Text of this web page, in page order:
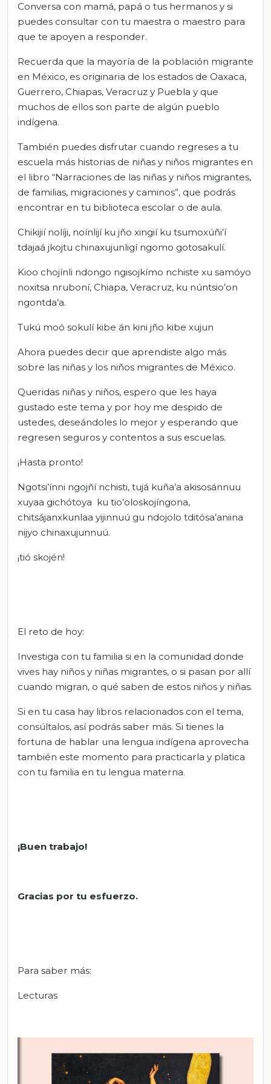
Conversa con mamá, papá o tus hermanos y si
puedes consultar con tu maestra o maestro para
que te apoyen a responder.
Recuerda que la mayoría de la población migrante
en México, es originaria de los estados de Oaxaca,
Guerrero, Chiapas, Veracruz y Puebla y que
muchos de ellos son parte de algún pueblo
indígena.
También puedes disfrutar cuando regreses a tu
escuela más historias de niñas y niños migrantes en
el libro “Narraciones de las niñas y niños migrantes,
de familias, migraciones y caminos”, que podrás
encontrar en tu biblioteca escolar o de aula.
Chikijií nolíji, noínlijí ku jño xingií ku tsumoxúñi’í
tdajaá jkojtu chinaxujunligí ngomo gotosakulí.
Kioo chojínli ndongo ngisojkímo nchiste xu samóyo
noxitsa nruboní, Chiapa, Veracruz, ku núntsio’on
ngontda’a.
Tukú moó sokulí kibe án kini jño kibe xujun
Ahora puedes decir que aprendiste algo más
sobre las niñas y los niños migrantes de México.
Queridas niñas y niños, espero que les haya
gustado este tema y por hoy me despido de
ustedes, deseándoles lo mejor y esperando que
regresen seguros y contentos a sus escuelas.
¡Hasta pronto!
Ngotsi’ínni ngojñí nchisti, tujá kuña’a akisosánnuu
xuyaa gichótoya ku tio’oloskojíngona,
chitsájanxkunlaa yijinnuú gu ndojolo tditósa’aniina
nijyo chinaxujunnuú.
¡tió skojén!
El reto de hoy:
Investiga con tu familia si en la comunidad donde
vives hay niños y niñas migrantes, o si pasan por allí
cuando migran, o qué saben de estos niños y niñas.
Si en tu casa hay libros relacionados con el tema,
consúltalos, así podrás saber más. Si tienes la
fortuna de hablar una lengua indígena aprovecha
también este momento para practicarla y platica
con tu familia en tu lengua materna.
¡Buen trabajo!
Gracias por tu esfuerzo.
Para saber más:
Lecturas